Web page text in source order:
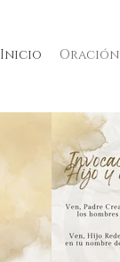
Inicio Oración